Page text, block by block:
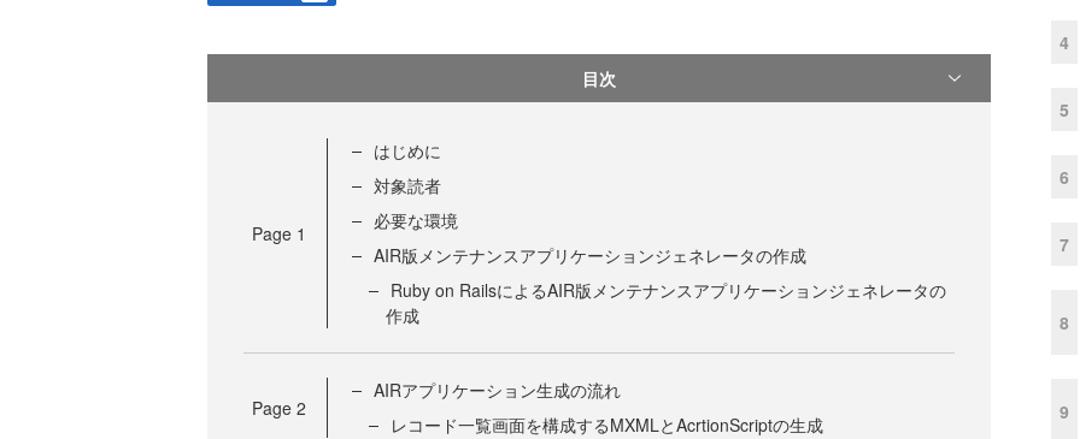
目次
Page 1
はじめに
対象読者
必要な環境
AIR版メンテナンスアプリケーションジェネレータの作成
Ruby on RailsによるAIR版メンテナンスアプリケーションジェネレータの
作成
Page 2
AIRアプリケーション生成の流れ
レコード一覧画面を構成するMXMLとAcrtionScriptの生成
4
5
6
7
8
9